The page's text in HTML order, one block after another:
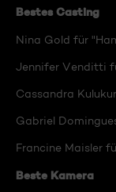
Bestes Casting
Nina Gold für
Jennifer Venditti
Cassandra
Gabriel
Francine Maisler
Beste Kamera